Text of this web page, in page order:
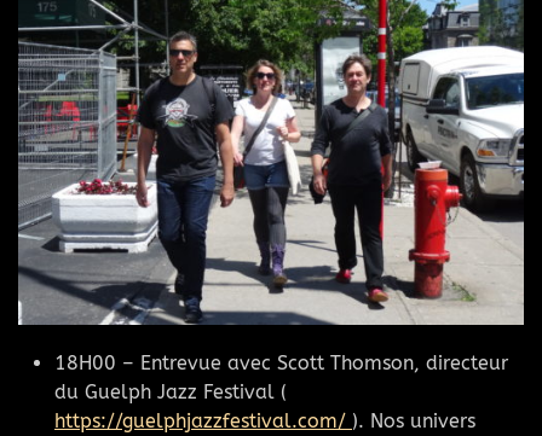
18H00 – Entrevue avec Scott Thomson, directeur
du Guelph Jazz Festival (
https://guelphjazzfestival.com/ ). Nos univers